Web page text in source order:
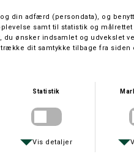
BERETTA
BERETTA SELER - BREDE